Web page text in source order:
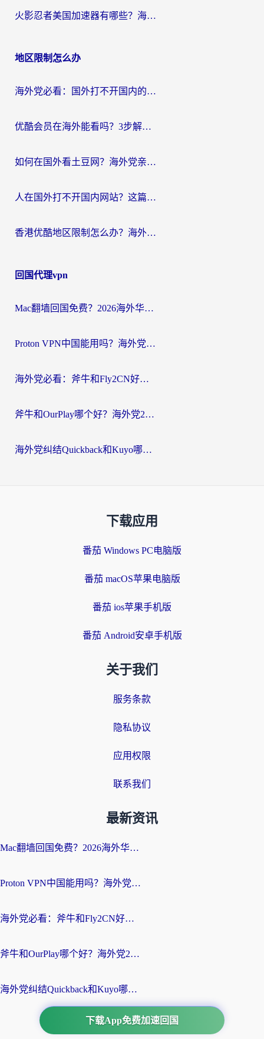
火影忍者美国加速器有哪些？海外党亲测的国服游戏加速全攻略（含菲律宾玩三国之刃守望黎明技巧）
地区限制怎么办
海外党必看：国外打不开国内的app怎么办？3步解决你的乡愁
优酷会员在海外能看吗？3步解决海外追剧难题，附实测好用加速器推荐
如何在国外看土豆网？海外党亲测有效的追剧加速器选择指南
人在国外打不开国内网站？这篇攻略帮你无缝解锁国内资源（附交管12123使用技巧）
香港优酷地区限制怎么办？海外党亲测有效的追剧解决方案
回国代理vpn
Mac翻墙回国免费？2026海外华人亲测：从CCTV5直播到国内APP，这样选加速器才靠谱
Proton VPN中国能用吗？海外党选回国加速器的避坑指南（附番茄加速器实测）
海外党必看：斧牛和Fly2CN好用吗？3招教你选对回国加速器（附免费试用攻略）
斧牛和OurPlay哪个好？海外党2026亲测：选对加速器，国内资源秒加载
海外党纠结Quickback和Kuyo哪个好？选对回国加速器才能无缝刷国内资源
下载应用
番茄 Windows PC电脑版
番茄 macOS苹果电脑版
番茄 ios苹果手机版
番茄 Android安卓手机版
关于我们
服务条款
隐私协议
应用权限
联系我们
最新资讯
Mac翻墙回国免费？2026海外华人亲测：从CCTV5直播到国内APP，这样选加速器才靠谱
Proton VPN中国能用吗？海外党选回国加速器的避坑指南（附番茄加速器实测）
海外党必看：斧牛和Fly2CN好用吗？3招教你选对回国加速器（附免费试用攻略）
斧牛和OurPlay哪个好？海外党2026亲测：选对加速器，国内资源秒加载
海外党纠结Quickback和Kuyo哪个好？选对回国加速器才能无缝刷国内资源
下载App免费加速回国